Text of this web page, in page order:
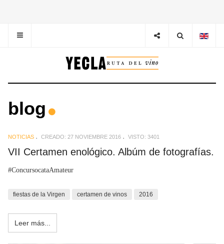
blog
NOTICIAS CREADO: 27 NOVIEMBRE 2016 VISTO: 3401
VII Certamen enológico. Albúm de fotografías.
#ConcursocataAmateur
fiestas de la Virgen certamen de vinos 2016
Leer más...